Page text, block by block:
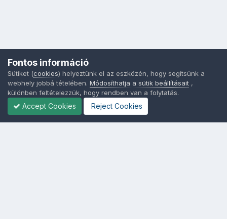
Fontos információ
Sütiket (cookies) helyeztünk el az eszközén, hogy segítsünk a
webhely jobbá tételében. Módosíthatja a sütik beállításait ,
különben feltételezzük, hogy rendben van a folytatás.
Accept Cookies Reject Cookies